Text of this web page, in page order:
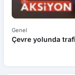
Genel
Çevre yolunda